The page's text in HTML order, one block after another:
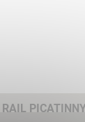
RAIL